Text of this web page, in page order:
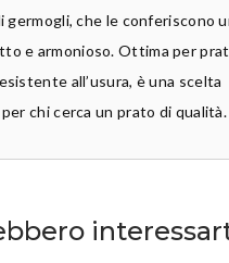
germogli, che le conferiscono
e armonioso. Ottima per
all’usura, è una scelta
chi cerca un prato di qualità.